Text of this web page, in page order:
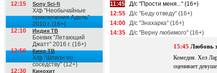
12:15 Sony Sci-fi
Х/ф "Необычайные
приключения Адель"
2010 г. (16+)
12:10
Индия ТВ
Боевик "Летающий
Джатт" 2016 г. (16+)
12:50
Кино ТВ
Х/ф "Шпион по
соседству" (12+)
12:30
Кинохит
11:45
Д/с "Прости меня..." (16+)
12:55 Д/с "Беду отведу" (16+)
14:00 Д/с "Знахарка" (16+)
14:35 Д/с "Верну любимого" (16+)
15:45 Любовь
Комедия. Хел
оценивает